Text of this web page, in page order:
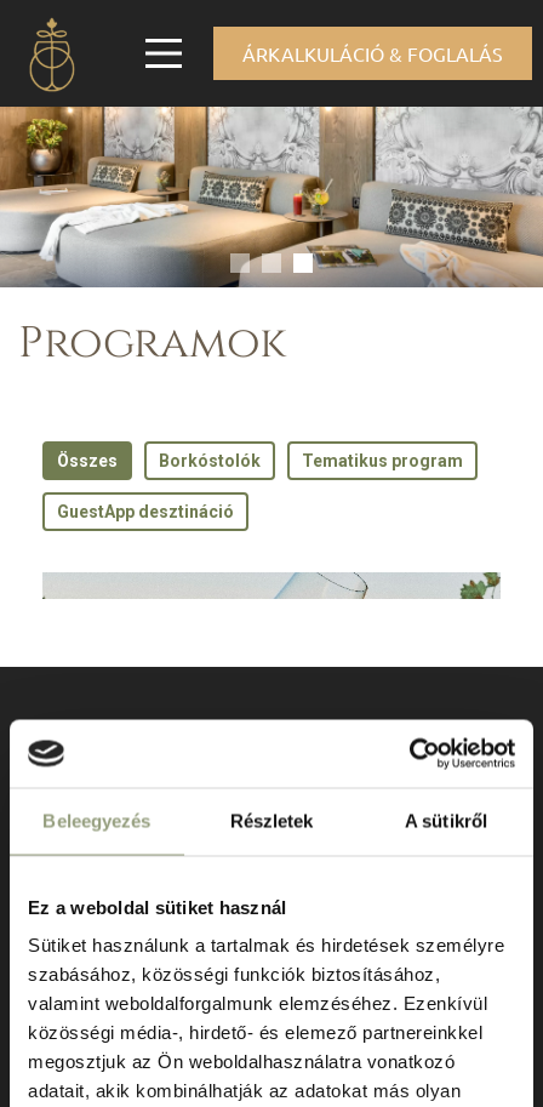
Beleegyezés Részletek A sütikről
Ez a weboldal sütiket használ
Sütiket használunk a tartalmak és hirdetések személyre
szabásához, közösségi funkciók biztosításához,
valamint weboldalforgalmunk elemzéséhez. Ezenkívül
közösségi média-, hirdető- és elemező partnereinkkel
megosztjuk az Ön weboldalhasználatra vonatkozó
adatait, akik kombinálhatják az adatokat más olyan
ÁRKALKULÁCIÓ & FOGLALÁS
Programok
ÚTVONALTERVEZŐ